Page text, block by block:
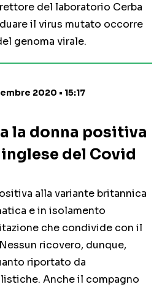
del laboratorio Cerba
il virus mutato occorre
genoma virale.
2020 • 15:17
la donna positiva
del Covid
alla variante britannica
e in isolamento
che condivide con il
ricovero, dunque,
riportato da
Anche il compagno